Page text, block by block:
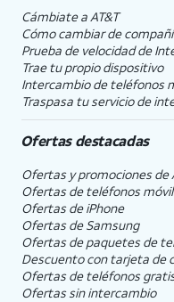
Cámbiate a AT&T
Cómo cambiar de
Prueba de velocidad de
Trae tu propio dispositivo
Intercambio de teléfonos
Traspasa tu servicio de
Ofertas destacadas
Ofertas y promociones de
Ofertas de teléfonos
Ofertas deiPhone
Ofertas de Samsung
Ofertas de paquetes de
Descuento con tarjeta de
Ofertas de teléfonos
Ofertas sin intercambio